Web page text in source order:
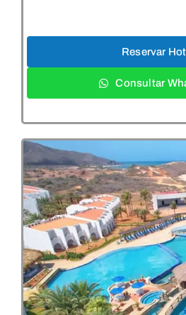
Reservar
Consultar